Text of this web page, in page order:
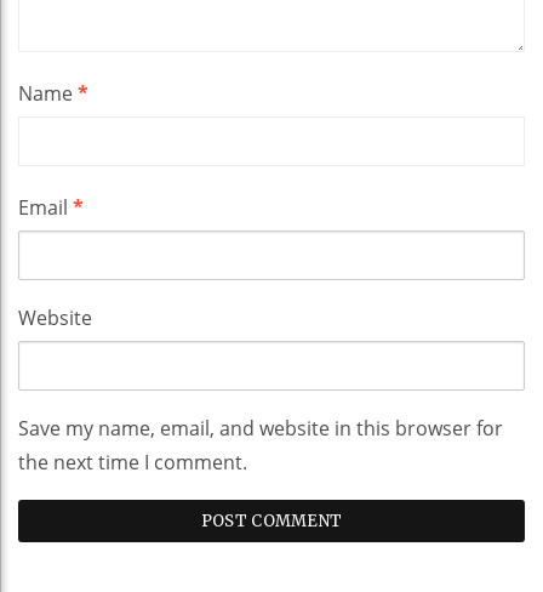
Name*
Email *
Website
Save my name, email, and website in this browser for
the next time I comment.